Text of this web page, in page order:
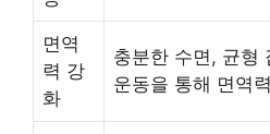
면역
력 강
화
충분한 수면, 균형
운동을 통해 면역